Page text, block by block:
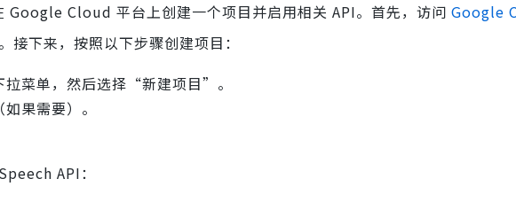
Google Cloud 平台上创建一个项目并启用相关 API。首先，访问 Google
下来，按照以下步骤创建项目：
菜单，然后选择“新建项目”。
果需要）。
API：